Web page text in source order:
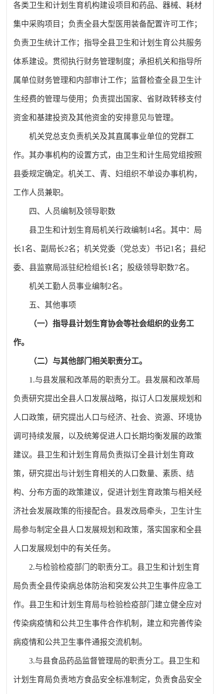
各类卫生和计划生育机构建设项目和药品、器械、耗材
集中采购项目；负责全县大型医用装备配置许可工作；
负责卫生统计工作；指导全县卫生和计划生育公共服务
体系建设。贯彻执行财务管理制度；承担机关和指导所
属单位财务管理和内部审计工作；监督检查全县卫生计
生经费的管理与使用；负责提出国家、省财政转移支付
资金和基建投资及其他资金的安排意见与管理。
机关党总支负责机关及其直属事业单位的党群工
作。其办事机构的设置方式，由卫生和计生局党组按照
县委规定确定。机关工、青、妇组织不单设办事机构，
工作人员兼职。
四、人员编制及领导职数
县卫生和计划生育局机关行政编制 14名。其中：局
长1名、副局长2名；机关党委（党总支）书记1名；县纪
委、县监察局派驻纪检组长1名；股级领导职数7名。
机关工勤人员事业编制 2名。
五、其他事项
（一）指导县计划生育协会等社会组织的业务工
作。
（二）与其他部门相关职责分工。
1.与县发展和改革局的职责分工。县发展和改革局
负责研究提出全县人口发展战略，拟订人口发展规划和
人口政策，研究提出人口与经济、社会、资源、环境协
调可持续发展，以及统筹促进人口长期均衡发展的政策
建议。县卫生和计划生育局负责拟订全县计划生育政
策，研究提出与计划生育相关的人口数量、素质、结
构、分布方面的政策建议，促进计划生育政策与相关经
济社会发展政策的衔接配合。县发改局牵头，卫生计生
局参与制定全县人口发展规划和政策，落实国家和全县
人口发展规划中的有关任务。
2.与检验检疫部门的职责分工。县卫生和计划生育
局负责全县传染病总体防治和突发公共卫生事件应急工
作。县卫生和计划生育局与检验检疫部门建立健全应对
传染病疫情和公共卫生事件合作机制，建立和完善传染
病疫情和公共卫生事件通报交流机制。
3.与县食品药品监督管理局的职责分工。县卫生和
计划生育局负责地方食品安全标准制定，负责食品安全